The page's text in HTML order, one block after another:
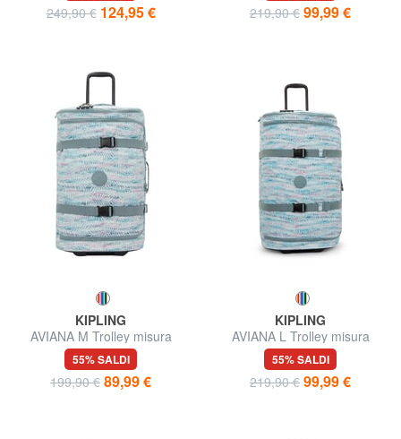
249,90 € 124,95 € 219,90 € 99,99 €
KIPLING
AVIANA M Trolley misura
media
55% SALDI
199,90 € 89,99 €
KIPLING
AVIANA L Trolley misura
grande
55% SALDI
219,90 € 99,99 €